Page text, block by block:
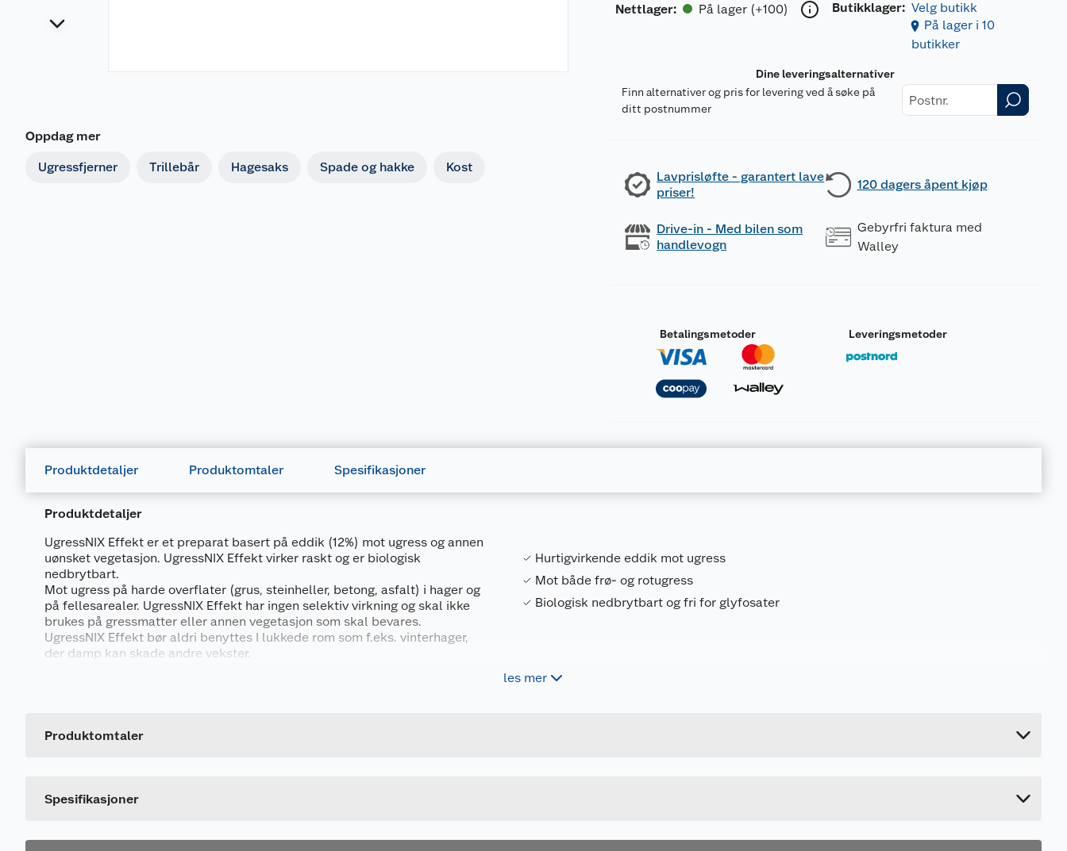
Oppdag mer
Ugressfjerner Trillebår Hagesaks Spade og hakke Kost
Nettlager: På lager (+100) Butikklager: Velg butikk
På lager i 10
butikker
Dine leveringsalternativer
Finn alternativer og pris for levering ved å søke på
ditt postnummer
Lavprisløfte - garantert lave
priser!
120 dagers åpent kjøp
Drive-in - Med bilen som
handlevogn
Gebyrfri faktura med
Walley
Betalingsmetoder Leveringsmetoder
Produktdetaljer Produktomtaler Spesifikasjoner
Produktdetaljer
UgressNIX Effekt er et preparat basert på eddik (12%) mot ugress og annen
uønsket vegetasjon. UgressNIX Effekt virker raskt og er biologisk
nedbrytbart.
Mot ugress på harde overflater (grus, steinheller, betong, asfalt) i hager og
på fellesarealer. UgressNIX Effekt har ingen selektiv virkning og skal ikke
brukes på gressmatter eller annen vegetasjon som skal bevares.
UgressNIX Effekt bør aldri benyttes I lukkede rom som f.eks. vinterhager,
der damp kan skade andre vekster.
Påfør produktet over hele ugressplanten ned til roten gjennom
vindavdrift. Bruk eventuelt en vannkanne med spreder eller spredebom for
Påfør når det er tørt, sol og vindstille med gjennomsnittlig døgntemperatur
Hurtigvirkende eddik mot ugress
Mot både frø- og rotugress
Biologisk nedbrytbart og fri for glyfosater
les mer
Produktomtaler
Spesifikasjoner
Leverandørens artikkelnummer
Forpakningsmål